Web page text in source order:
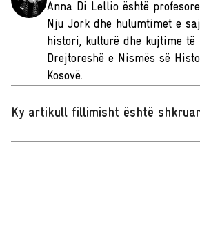
Anna Di Lellio është
Nju Jork dhe hulumtimet e
histori, kulturë dhe kujtime të
Drejtoreshë e Nismës së
Kosovë.
Ky artikull fillimisht është